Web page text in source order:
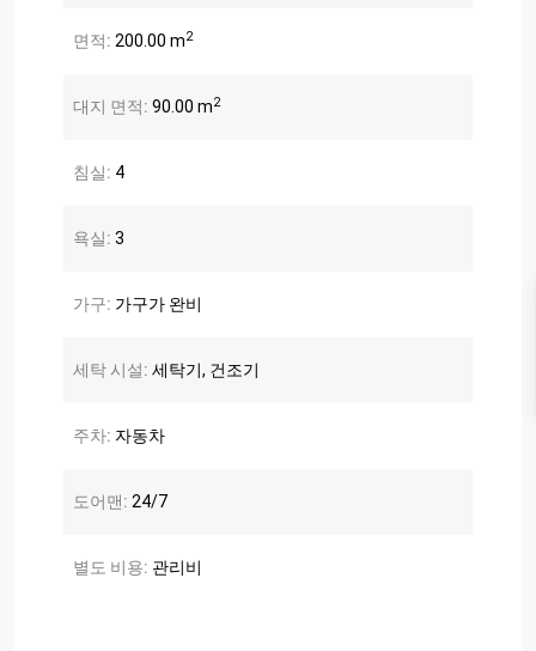
면적: 200.00 m2
대지 면적: 90.00 m2
침실: 4
욕실: 3
가구: 가구가 완비
세탁 시설: 세탁기, 건조기
주차: 자동차
도어맨: 24/7
별도 비용: 관리비